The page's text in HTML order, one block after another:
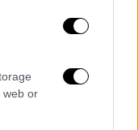
web or
Εξωτερικών
Ρουμανία και
χωρών